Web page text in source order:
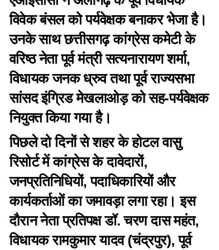
विवेक बंसल को पर्यवेक्षक बनाकर भेजा है।
उनके साथ छत्तीसगढ़ कांग्रेस कमेटी के
वरिष्ठ नेता पूर्व मंत्री सत्यनारायण शर्मा,
विधायक जनक ध्रुव तथा पूर्व राज्यसभा
सांसद इंग्रिड मेखलाओड़ को सह-पर्यवेक्षक
नियुक्त किया गया है।
पिछले दो दिनों से शहर के होटल वासु
रिसोर्ट में कांग्रेस के दावेदारों,
जनप्रतिनिधियों, पदाधिकारियों और
कार्यकर्ताओं का जमावड़ा लगा रहा। इस
दौरान नेता प्रतिपक्ष डॉ. चरण दास महंत,
विधायक रामकुमार यादव (चंद्रपुर), पूर्व